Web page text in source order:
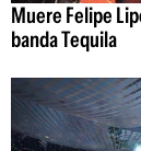
Muere Felipe
banda Tequila